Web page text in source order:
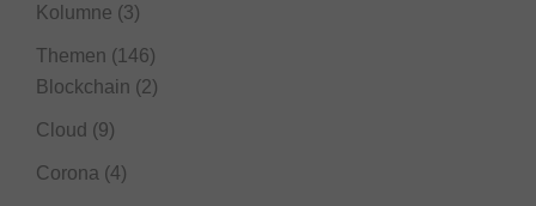
Kolumne (3)
Themen (146)
Blockchain (2)
Cloud (9)
Corona (4)